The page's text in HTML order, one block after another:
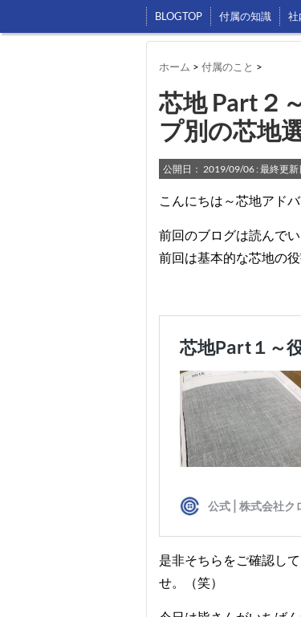
BLOGTOP 付属の知識 社
ホーム > 付属のこと >
芯地 Part２
プ別の芯地
公開日： 2019/09/06 : 最終更
こんにちは～芯地アド
前回のブログは読んで
前回は基本的な芯地の
是非そちらをご確認し
せ。（笑）